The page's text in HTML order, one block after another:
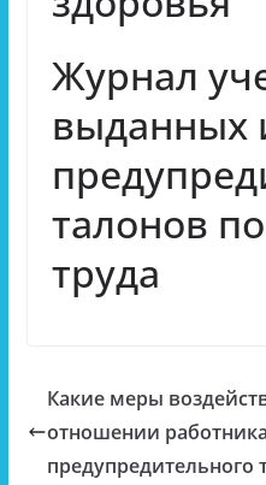
Журнал
выданных
талонов
труда
Какие меры
отношении
предупредительного